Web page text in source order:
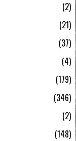
2
21
37
4
179
346
2
148